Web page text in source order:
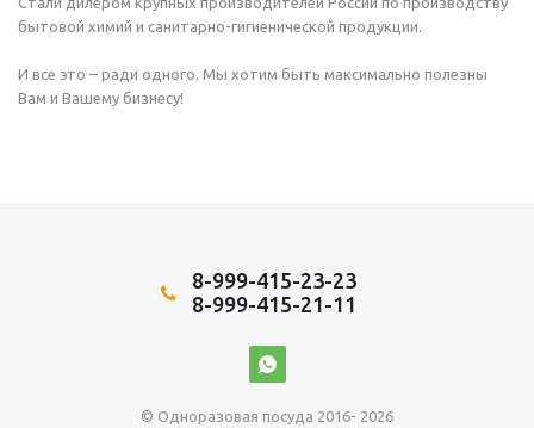
бытовой химий и санитарно-гигиенической продукции.
И все это – ради одного. Мы хотим быть максимально полезны
Вам и Вашему бизнесу!
8-999-415-23-23
8-999-415-21-11
© Одноразовая посуда 2016- 2026